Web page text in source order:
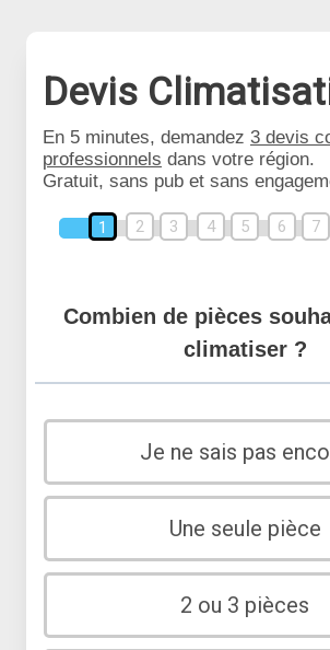
Devis
En 5 minutes, demandez 3 devis
professionnels dans votre région.
Gratuit, sans pub et sans
1 2 3 4 5 6 7
Combien de pièces
climatiser ?
Je ne sais pas
Une seule pièce
2 ou 3 pièces